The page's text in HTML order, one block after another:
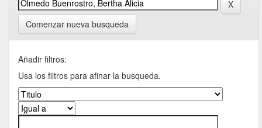
Comenzar nueva busqueda
Añadir filtros:
Usa los filtros para afinar la busqueda.